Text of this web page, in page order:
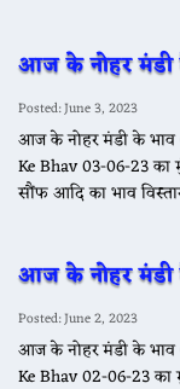
आज के नोहर मंडी
Posted: June 3, 2023
आज के नोहर मंडी के
Ke Bhav 03-06-23 का
सौंफ आदि का भाव
आज के नोहर
Posted: June 2, 2023
आज के नोहर मंडी के
Ke Bhav 02-06-23 का